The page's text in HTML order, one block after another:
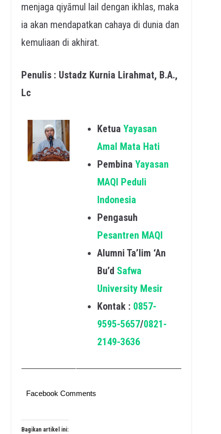
menjaga qiyāmul lail dengan ikhlas, maka
ia akan mendapatkan cahaya di dunia dan
kemuliaan di akhirat.
Penulis : Ustadz Kurnia Lirahmat, B.A.,
Lc
Ketua Yayasan
Amal Mata Hati
Pembina Yayasan
MAQI Peduli
Indonesia
Pengasuh
Pesantren MAQI
Alumni Ta’lim ‘An
Bu’d Safwa
University Mesir
Kontak : 0857-
9595-5657/0821-
2149-3636
Facebook Comments
Bagikan artikel ini: